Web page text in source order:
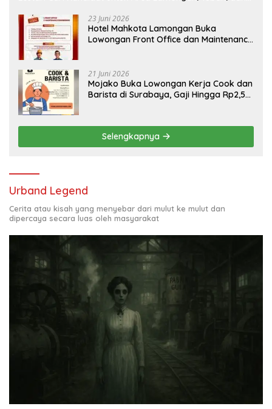
23 Juni 2026
Hotel Mahkota Lamongan Buka
Lowongan Front Office dan Maintenance
21 Juni 2026
Mojako Buka Lowongan Kerja Cook dan
Barista di Surabaya, Gaji Hingga Rp2,5
Selengkapnya
Urband Legend
Cerita atau kisah yang menyebar dari mulut ke mulut dan
dipercaya secara luas oleh masyarakat